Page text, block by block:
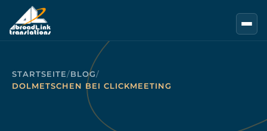
Zum Hauptinhalt springen
STARTSEITE/BLOG/
DOLMETSCHEN BEI CLICKMEETING